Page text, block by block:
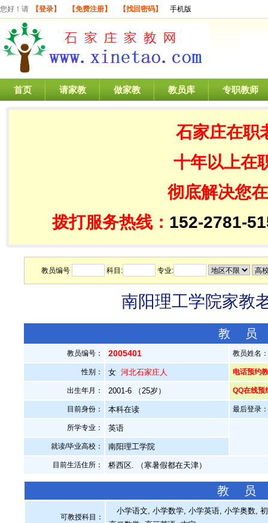
您好！请 【登录】 【免费注册】 【找回密码】 手机版
首页 请家教 做家教 教员库 专职教师
石家庄在职
十年以上在
彻底解决您
拨打服务热线： 152-2781-
教员编号 科目: 专业:
南阳理工学院家教
教
教员编号： 2005401 教员姓名
性别： 女 河北石家庄人 电话预约
出生年月： 2001-6 （25岁） QQ在线预
目前身份： 本科在读 最后登录
所学专业： 英语
就读/毕业高校： 南阳理工学院
目前生活住所： 桥西区. （寒暑假都在天津）
教 员
可教授科目：
小学语文, 小学数学, 小学英语, 小学奥数,